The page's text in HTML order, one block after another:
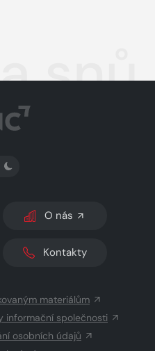
snů
PŘEPNOUT SVĚTLÝ/TMAVÝ REŽIM
O nás
Kontakty
materiálům
informační společnosti
osobních údajů